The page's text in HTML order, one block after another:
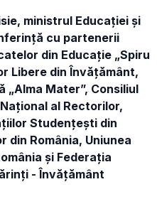
ministrul Educației și
cu partenerii
din Educație „Spiru
Libere din Învățământ,
„Alma Mater”, Consiliul
al Rectorilor,
Studențești din
din România, Uniunea
și Federația
- Învățământ